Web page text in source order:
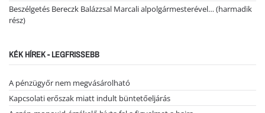
Beszélgetés Bereczk Balázzsal Marcali alpolgármesterével… (harmadik
rész)
KÉK HÍREK - LEGFRISSEBB
A pénzügyőr nem megvásárolható
Kapcsolati erőszak miatt indult büntetőeljárás